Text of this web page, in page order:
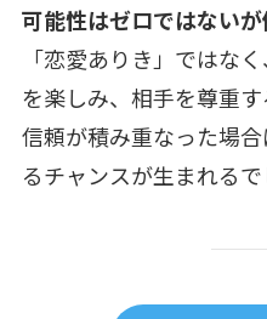
可能性はゼロではない
「恋愛ありき」ではな
を楽しみ、相手を尊重
信頼が積み重なった場
るチャンスが生まれるで